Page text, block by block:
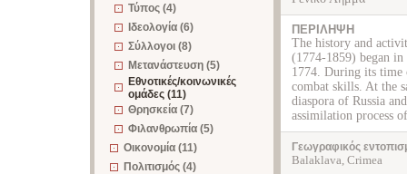
Τύπος (4)
Ιδεολογία (6)
Σύλλογοι (8)
Μετανάστευση (5)
Εθνοτικές/κοινωνικές
ομάδες (11)
Θρησκεία (7)
Φιλανθρωπία (5)
Οικονομία (11)
Πολιτισμός (4)
ΠΕΡΙΛΗΨΗ
The history and
(1774-1859) began
1774. During its time
combat skills. At the
diaspora of Russia
assimilation process
Γεωγραφικός
Balaklava, Crimea